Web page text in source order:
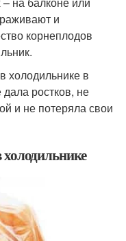
и
корнеплодов
холодильнике в
ростков, не
и не потеряла свои